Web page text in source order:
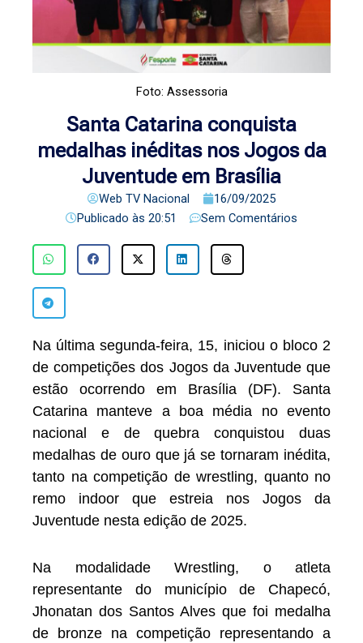
Foto: Assessoria
Santa Catarina conquista
medalhas inéditas nos Jogos da
Juventude em Brasília
Web TV Nacional
16/09/2025
Publicado às 20:51 Sem Comentários
Na última segunda-feira, 15, iniciou o bloco 2
de competições dos Jogos da Juventude que
estão ocorrendo em Brasília (DF). Santa
Catarina manteve a boa média no evento
nacional e de quebra conquistou duas
medalhas de ouro que já se tornaram inédita,
tanto na competição de wrestling, quanto no
remo indoor que estreia nos Jogos da
Juventude nesta edição de 2025.
Na modalidade Wrestling, o atleta
representante do município de Chapecó,
Jhonatan dos Santos Alves que foi medalha
de bronze na competição representando a